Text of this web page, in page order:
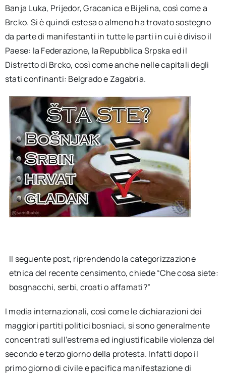
Banja Luka, Prijedor, Gracanica e Bijelina, così come a
Brcko. Si è quindi estesa o almeno ha trovato sostegno
da parte di manifestanti in tutte le parti in cui è diviso il
Paese: la Federazione, la Repubblica Srpska ed il
Distretto di Brcko, così come anche nelle capitali degli
stati confinanti: Belgrado e Zagabria.
Il seguente post, riprendendo la categorizzazione
etnica del recente censimento, chiede “Che cosa siete:
bosgnacchi, serbi, croati o affamati?”
I media internazionali, così come le dichiarazioni dei
maggiori partiti politici bosniaci, si sono generalmente
concentrati sull’estrema ed ingiustificabile violenza del
secondo e terzo giorno della protesta. Infatti dopo il
primo giorno di civile e pacifica manifestazione di